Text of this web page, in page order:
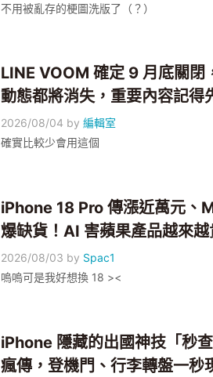
不用被亂存的梗圖洗版了（？）
LINE VOOM 確定 9 月底關閉
動態都將消失，重要內容記得
2026/08/04 by編輯室
確實比較少會用這個
iPhone 18 Pro 傳漲近萬元、
爆缺貨！AI 害蘋果產品越來越
2026/08/03 by Spac1
嗚嗚可是我好想換 18 ><
iPhone 隱藏的出國神技「秒
瘋傳，登機門、行李轉盤一秒